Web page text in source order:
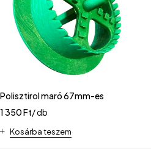
Polisztirol maró 67mm-es
1 350Ft/ db
Kosárba teszem